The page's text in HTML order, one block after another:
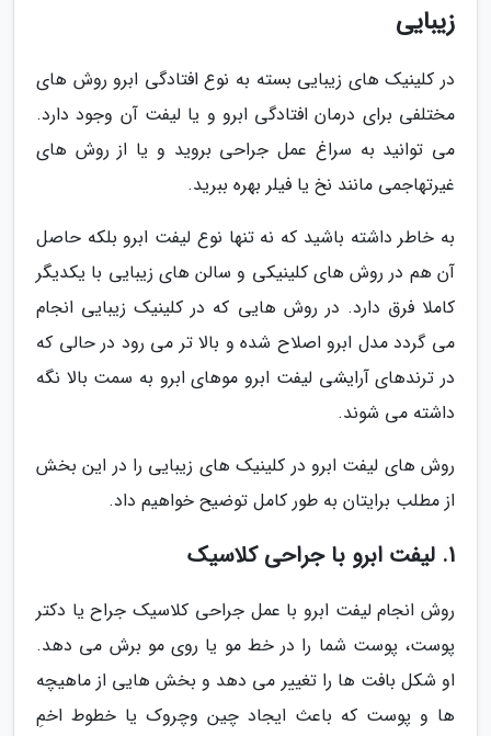
زیبایی
در کلینیک های زیبایی بسته به نوع افتادگی ابرو روش های
مختلفی برای درمان افتادگی ابرو و یا لیفت آن وجود دارد.
می توانید به سراغ عمل جراحی بروید و یا از روش های
غیرتهاجمی مانند نخ یا فیلر بهره ببرید.
به خاطر داشته باشید که نه تنها نوع لیفت ابرو بلکه حاصل
آن هم در روش های کلینیکی و سالن های زیبایی با یکدیگر
کاملا فرق دارد. در روش هایی که در کلینیک زیبایی انجام
می گردد مدل ابرو اصلاح شده و بالا تر می رود در حالی که
در ترندهای آرایشی لیفت ابرو موهای ابرو به سمت بالا نگه
داشته می شوند.
روش های لیفت ابرو در کلینیک های زیبایی را در این بخش
از مطلب برایتان به طور کامل توضیح خواهیم داد.
1. لیفت ابرو با جراحی کلاسیک
روش انجام لیفت ابرو با عمل جراحی کلاسیک جراح یا دکتر
پوست، پوست شما را در خط مو یا روی مو برش می دهد.
او شکل بافت ها را تغییر می دهد و بخش هایی از ماهیچه
ها و پوست که باعث ایجاد چین وچروک یا خطوط اخمِ